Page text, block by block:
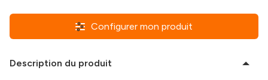
Configurer mon produit
Description du produit